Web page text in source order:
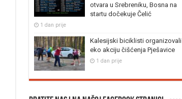
otvara u Srebreniku, Bosna na
startu dočekuje Čelić
1 dan prije
Kalesijski biciklisti organizovali
eko akciju čišćenja Pješavice
1 dan prije